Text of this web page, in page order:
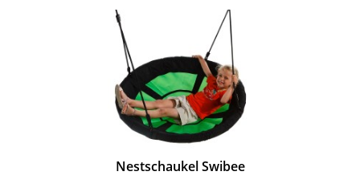
Nestschaukel Swibee